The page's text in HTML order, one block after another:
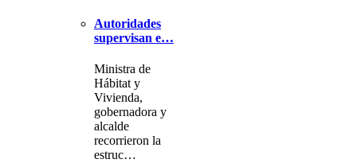
Autoridades
supervisan e…
Ministra de
Hábitat y
Vivienda,
gobernadora y
alcalde
recorrieron la
estruc…